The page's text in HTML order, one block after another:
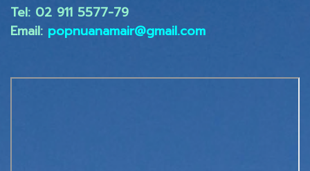
Tel: 02 ​911 5577-79
Email: popnuanamair@gmail.com